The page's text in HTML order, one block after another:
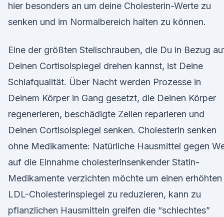
hier besonders an um deine Cholesterin-Werte zu
senken und im Normalbereich halten zu können.
Eine der größten Stellschrauben, die Du in Bezug
Deinen Cortisolspiegel drehen kannst, ist Deine
Schlafqualität. Über Nacht werden Prozesse in
Deinem Körper in Gang gesetzt, die Deinen Körper
regenerieren, beschädigte Zellen reparieren und
Deinen Cortisolspiegel senken. Cholesterin senken
ohne Medikamente: Natürliche Hausmittel gegen
auf die Einnahme cholesterinsenkender Statin-
Medikamente verzichten möchte um einen erhöhten
LDL-Cholesterinspiegel zu reduzieren, kann zu
pflanzlichen Hausmitteln greifen die “schlechtes”